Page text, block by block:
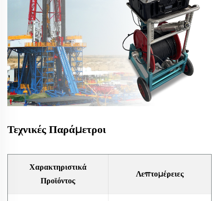
Τεχνικές Παράμετροι
Χαρακτηριστικά
Προϊόντος
Λεπτομέρειες